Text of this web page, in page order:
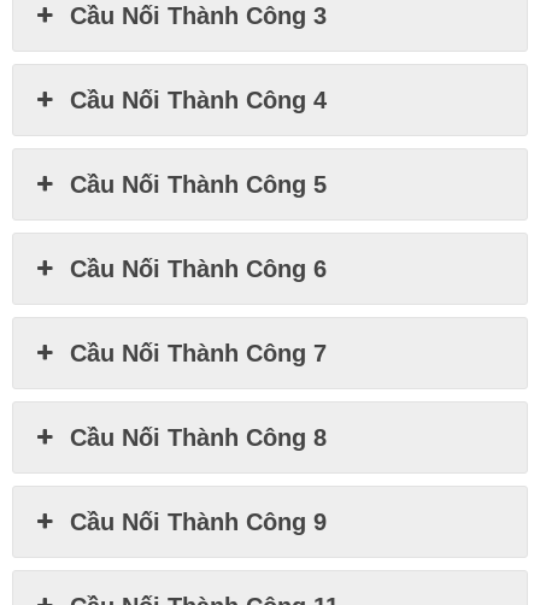
Cầu Nối Thành Công 3
Cầu Nối Thành Công 4
Cầu Nối Thành Công 5
Cầu Nối Thành Công 6
Cầu Nối Thành Công 7
Cầu Nối Thành Công 8
Cầu Nối Thành Công 9